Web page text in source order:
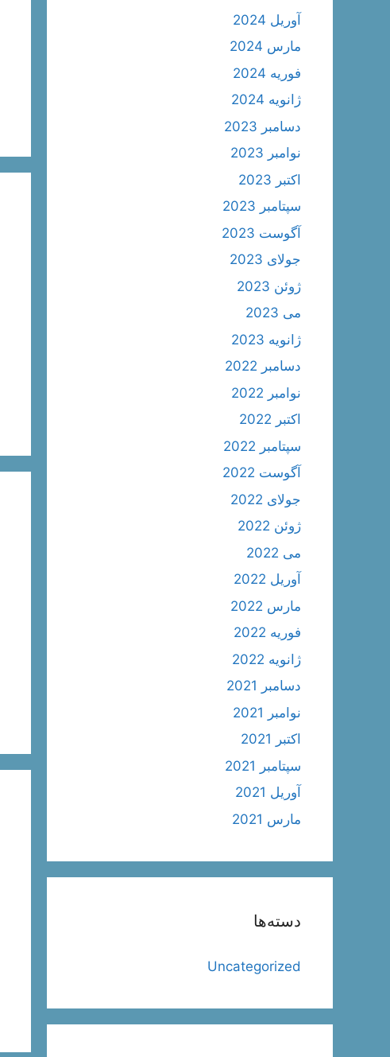
آوریل 2024
مارس 2024
فوریه 2024
ژانویه 2024
دسامبر 2023
نوامبر 2023
اکتبر 2023
سپتامبر 2023
آگوست 2023
جولای 2023
ژوئن 2023
می 2023
ژانویه 2023
دسامبر 2022
نوامبر 2022
اکتبر 2022
سپتامبر 2022
آگوست 2022
جولای 2022
ژوئن 2022
می 2022
آوریل 2022
مارس 2022
فوریه 2022
ژانویه 2022
دسامبر 2021
نوامبر 2021
اکتبر 2021
سپتامبر 2021
آوریل 2021
مارس 2021
دسته‌ها
Uncategorized